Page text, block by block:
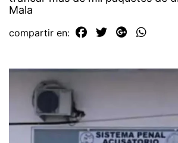
Mala
compartir en: